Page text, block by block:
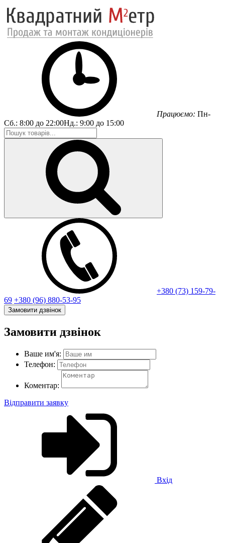
Працюємо: Пн-
Сб.: 8:00 до 22:00Нд.: 9:00 до 15:00
+380 (73) 159-79-
69 +380 (96) 880-53-95
Замовити дзвінок
Замовити дзвінок
Ваше им'я:
Телефон:
Коментар:
Відправити заявку
Вхід